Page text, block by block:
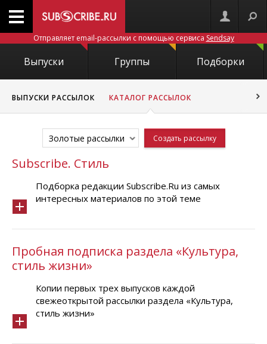
Отправляет email-рассылки с помощью сервиса Sendsay
Выпуски Группы Подборки
ВЫПУСКИ РАССЫЛОК КАТАЛОГ РАССЫЛОК
Золотые рассылки Создать рассылку
Subscribe. Стиль
Подборка редакции Subscribe.Ru из самых
интересных материалов по этой теме
Пробная подписка раздела «Культура,
стиль жизни»
Копии первых трех выпусков каждой
свежеоткрытой рассылки раздела «Культура,
стиль жизни»